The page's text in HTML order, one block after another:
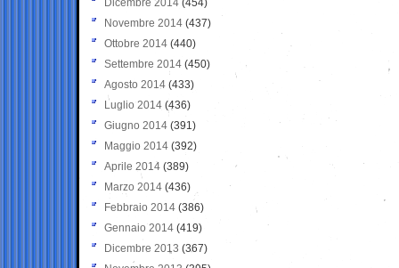
Dicembre 2014 (454)
Novembre 2014 (437)
Ottobre 2014 (440)
Settembre 2014 (450)
Agosto 2014 (433)
Luglio 2014 (436)
Giugno 2014 (391)
Maggio 2014 (392)
Aprile 2014 (389)
Marzo 2014 (436)
Febbraio 2014 (386)
Gennaio 2014 (419)
Dicembre 2013 (367)